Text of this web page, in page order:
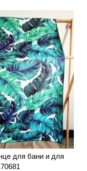
для бани и для